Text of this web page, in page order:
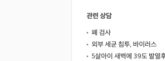
관련 상담
폐 검사
외부 세균 침투, 바이러스
5살아이 새벽에 39도 발열